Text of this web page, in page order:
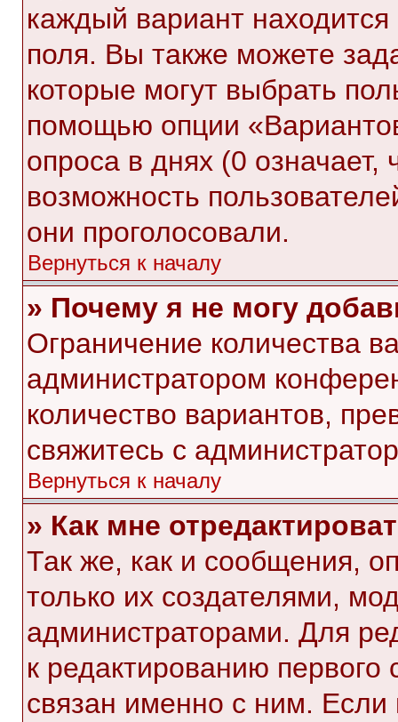
каждый вариант находится
поля. Вы также можете
которые могут выбрать
помощью опции
опроса в днях (0
возможность
они проголосовали.
Вернуться к началу
» Почему я не могу
Ограничение количества
администратором
количество вариантов,
свяжитесь с
Вернуться к началу
» Как мне
Так же, как и сообщения,
только их создателями,
администраторами. Для
к редактированию
связан именно с ним. Если